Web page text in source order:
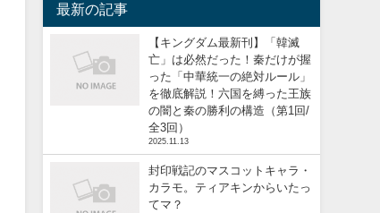
最新の記事
【キングダム最新刊】「韓滅
亡」は必然だった！秦だけが握
った「中華統一の絶対ルール」
を徹底解説！六国を縛った王族
の闇と秦の勝利の構造（第1回/
全3回）
2025.11.13
封印戦記のマスコットキャラ・
カラモ。ティアキンからいたっ
てマ？